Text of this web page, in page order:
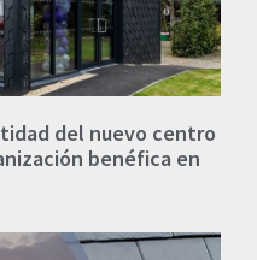
del nuevo centro
benéfica en